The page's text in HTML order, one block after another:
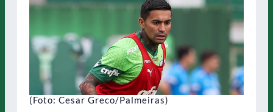
(Foto: Cesar Greco/Palmeiras)